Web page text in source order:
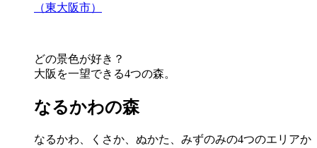
（東大阪市）
どの景色が好き？
大阪を一望できる4つの森。
なるかわの森
なるかわ、くさか、ぬかた、みずのみの4つのエリアか